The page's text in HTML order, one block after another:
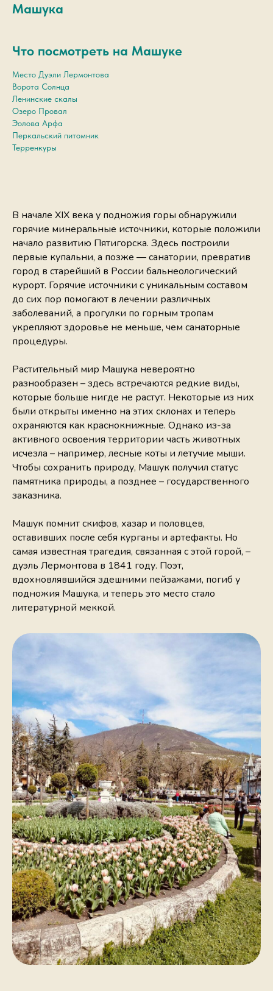
Машука
Что посмотреть на Машуке
Место Дуэли Лермонтова
Ворота Солнца
Ленинские скалы
Озеро Провал
Эолова Арфа
Перкальский питомник
Терренкуры
В начале XIX века у подножия горы обнаружили
горячие минеральные источники, которые положили
начало развитию Пятигорска. Здесь построили
первые купальни, а позже — санатории, превратив
город в старейший в России бальнеологический
курорт. Горячие источники с уникальным составом
до сих пор помогают в лечении различных
заболеваний, а прогулки по горным тропам
укрепляют здоровье не меньше, чем санаторные
процедуры.
Растительный мир Машука невероятно
разнообразен – здесь встречаются редкие виды,
которые больше нигде не растут. Некоторые из них
были открыты именно на этих склонах и теперь
охраняются как краснокнижные. Однако из-за
активного освоения территории часть животных
исчезла – например, лесные коты и летучие мыши.
Чтобы сохранить природу, Машук получил статус
памятника природы, а позднее – государственного
заказника.
Машук помнит скифов, хазар и половцев,
оставивших после себя курганы и артефакты. Но
самая известная трагедия, связанная с этой горой, –
дуэль Лермонтова в 1841 году. Поэт,
вдохновлявшийся здешними пейзажами, погиб у
подножия Машука, и теперь это место стало
литературной меккой.